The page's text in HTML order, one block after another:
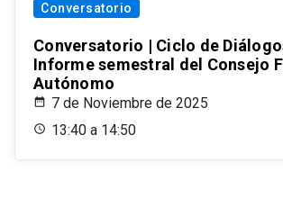
Conversatorio
Conversatorio | Ciclo de
Informe semestral del Consejo
Autónomo
7 de Noviembre de 2025
13:40 a 14:50